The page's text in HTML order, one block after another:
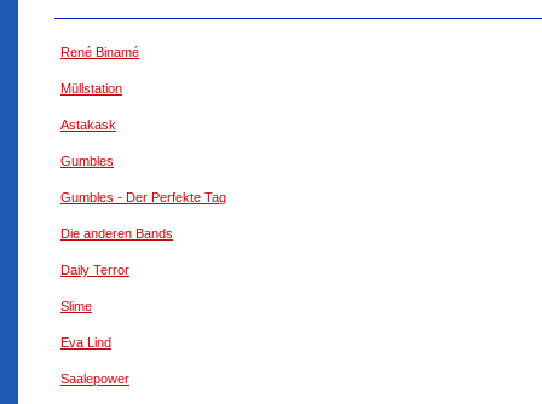
René Binamé
Müllstation
Astakask
Gumbles
Gumbles - Der Perfekte Tag
Die anderen Bands
Daily Terror
Slime
Eva Lind
Saalepower